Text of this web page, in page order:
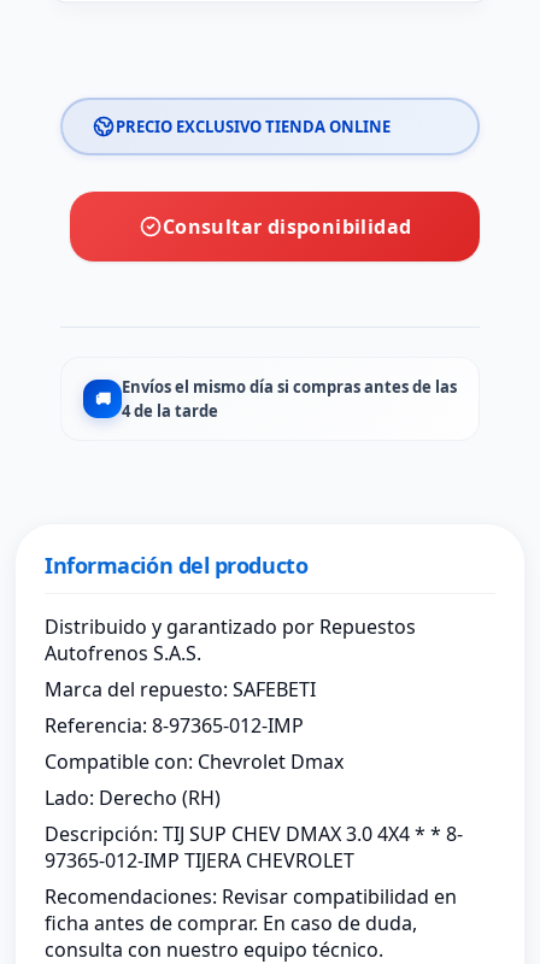
PRECIO EXCLUSIVO TIENDA ONLINE
Consultar disponibilidad
🚚
Envíos el mismo día si compras antes de las
4 de la tarde
Información del producto
Distribuido y garantizado por Repuestos
Autofrenos S.A.S.
Marca del repuesto: SAFEBETI
Referencia: 8-97365-012-IMP
Compatible con: Chevrolet Dmax
Lado: Derecho (RH)
Descripción: TIJ SUP CHEV DMAX 3.0 4X4 * * 8-
97365-012-IMP TIJERA CHEVROLET
Recomendaciones: Revisar compatibilidad en
ficha antes de comprar. En caso de duda,
consulta con nuestro equipo técnico.